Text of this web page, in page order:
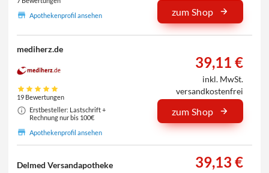
Apothekenprofil ansehen
zum Shop
mediherz.de
19 Bewertungen
Erstbesteller: Lastschrift +
Rechnung nur bis 100€
Apothekenprofil ansehen
39,11 €
inkl. MwSt.
versandkostenfrei
zum Shop
Delmed Versandapotheke 39,13 €